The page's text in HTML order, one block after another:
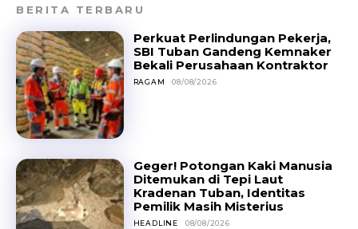
BERITA TERBARU
Perkuat Perlindungan Pekerja,
SBI Tuban Gandeng Kemnaker
Bekali Perusahaan Kontraktor
RAGAM 08/08/2026
Geger! Potongan Kaki Manusia
Ditemukan di Tepi Laut
Kradenan Tuban, Identitas
Pemilik Masih Misterius
HEADLINE 08/08/2026